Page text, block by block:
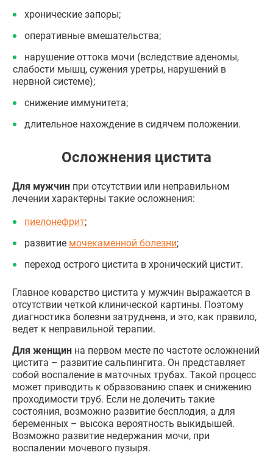
хронические запоры;
оперативные вмешательства;
нарушение оттока мочи (вследствие аденомы,
слабости мышц, сужения уретры, нарушений в
нервной системе);
снижение иммунитета;
длительное нахождение в сидячем положении.
Осложнения цистита
Для мужчин при отсутствии или неправильном
лечении характерны такие осложнения:
пиелонефрит;
развитие мочекаменной болезни;
переход острого цистита в хронический цистит.
Главное коварство цистита у мужчин выражается в
отсутствии четкой клинической картины. Поэтому
диагностика болезни затруднена, и это, как правило,
ведет к неправильной терапии.
Для женщин на первом месте по частоте осложнений
цистита – развитие сальпингита. Он представляет
собой воспаление в маточных трубах. Такой процесс
может приводить к образованию спаек и снижению
проходимости труб. Если не долечить такие
состояния, возможно развитие бесплодия, а для
беременных – высока вероятность выкидышей.
Возможно развитие недержания мочи, при
воспалении мочевого пузыря.